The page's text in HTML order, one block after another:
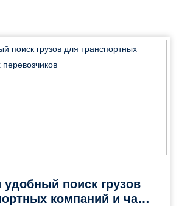
поиск грузов
компаний и част